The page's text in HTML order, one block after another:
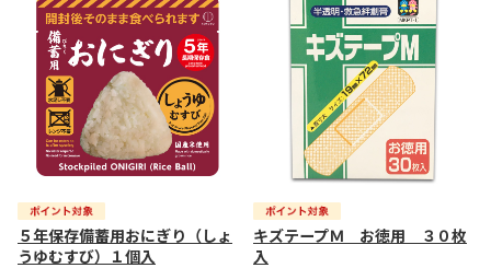
５年保存備蓄用おにぎり（しょ
うゆむすび）１個入
キズテープＭ お徳用 ３０枚
入